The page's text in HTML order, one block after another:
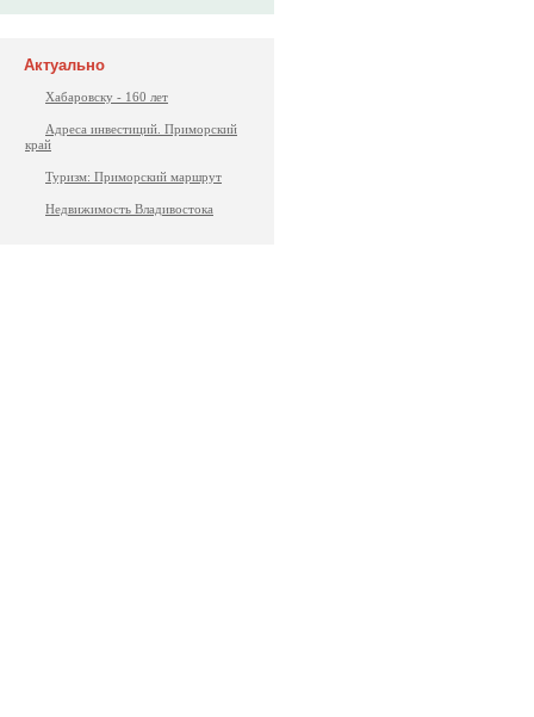
Актуально
Хабаровску - 160 лет
Адреса инвестиций. Приморский
край
Туризм: Приморский маршрут
Недвижимость Владивостока